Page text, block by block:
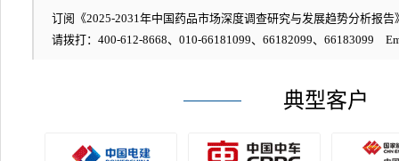
订阅《2025-2031年中国药品市场深度调查研究与发展趋势分析报告
请拨打：400-612-8668、010-66181099、66182099、66183099
典型客户